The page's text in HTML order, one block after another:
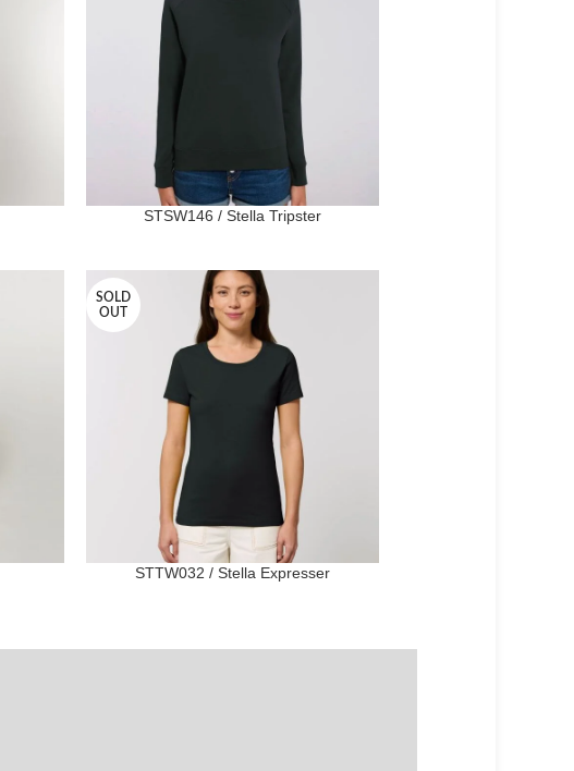
STSW146 / Stella Tripster
SOLD
OUT
STTW032 / Stella Expresser